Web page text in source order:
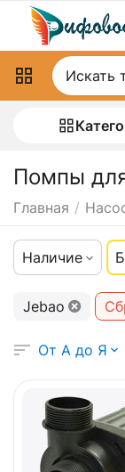
Помпы
Главная /
Наличие
Jebao
От А до Я